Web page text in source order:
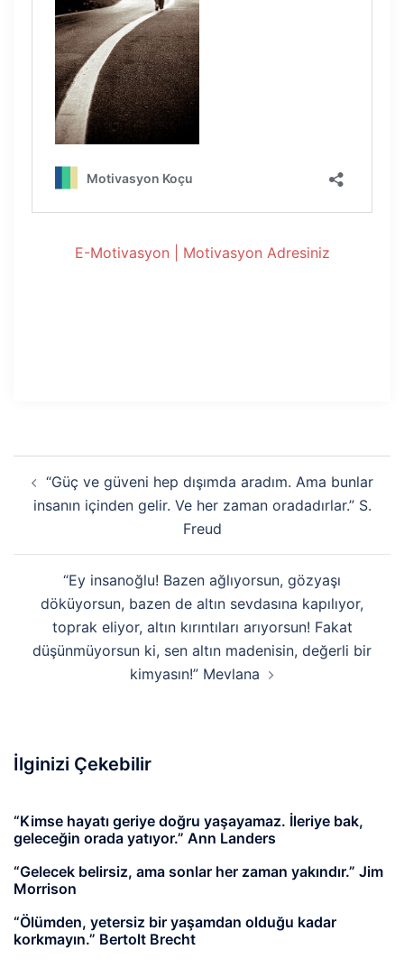
E-Motivasyon | Motivasyon Adresiniz
dolaşımı
“Güç ve güveni hep dışımda aradım. Ama bunlar
insanın içinden gelir. Ve her zaman oradadırlar.” S.
Freud
“Ey insanoğlu! Bazen ağlıyorsun, gözyaşı
döküyorsun, bazen de altın sevdasına kapılıyor,
toprak eliyor, altın kırıntıları arıyorsun! Fakat
düşünmüyorsun ki, sen altın madenisin, değerli bir
kimyasın!” Mevlana
İlginizi Çekebilir
“Kimse hayatı geriye doğru yaşayamaz. İleriye bak,
geleceğin orada yatıyor.” Ann Landers
“Gelecek belirsiz, ama sonlar her zaman yakındır.” Jim
Morrison
“Ölümden, yetersiz bir yaşamdan olduğu kadar
korkmayın.” Bertolt Brecht